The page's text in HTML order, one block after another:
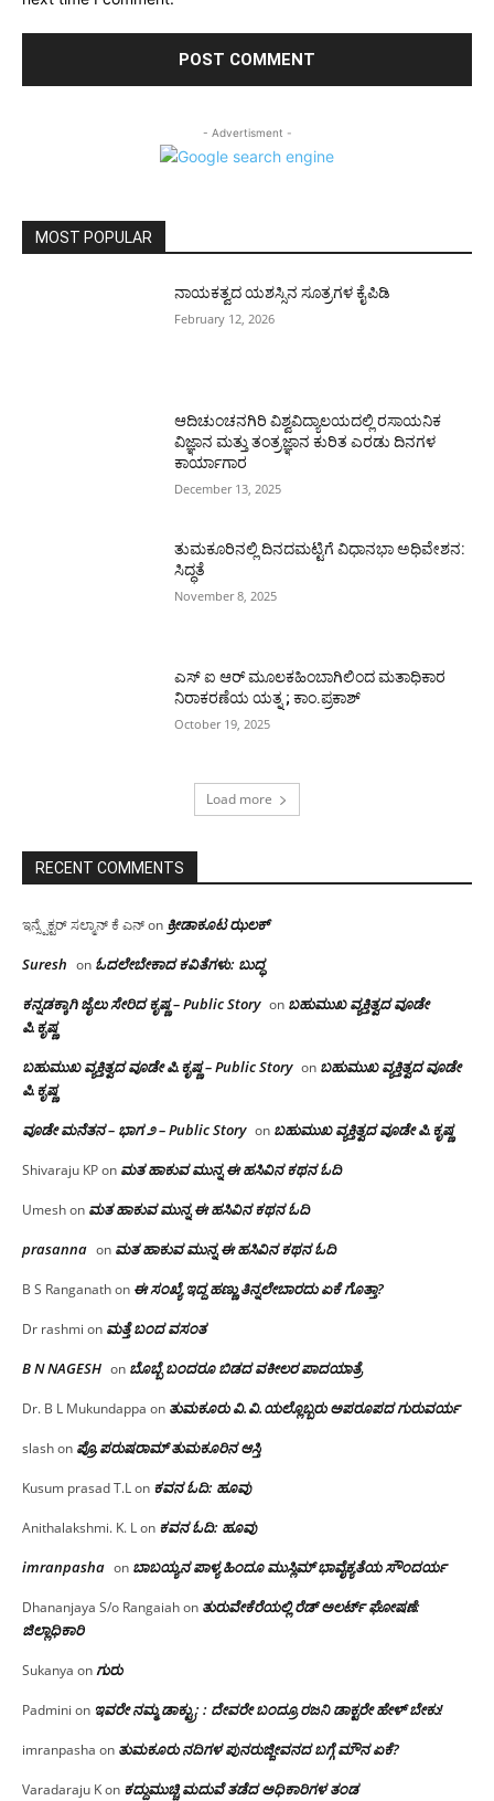
- Advertisment -
MOST POPULAR
ನಾಯಕತ್ವದ ಯಶಸ್ಸಿನ ಸೂತ್ರಗಳ ಕೈಪಿಡಿ
February 12, 2026
ಆದಿಚುಂಚನಗಿರಿ ವಿಶ್ವವಿದ್ಯಾಲಯದಲ್ಲಿ ರಸಾಯನಿಕ
ವಿಜ್ಞಾನ ಮತ್ತು ತಂತ್ರಜ್ಞಾನ ಕುರಿತ ಎರಡು ದಿನಗಳ
ಕಾರ್ಯಾಗಾರ
December 13, 2025
ತುಮಕೂರಿನಲ್ಲಿ ದಿನದಮಟ್ಟಿಗೆ ವಿಧಾನಭಾ ಅಧಿವೇಶನ:
ಸಿದ್ಧತೆ
November 8, 2025
ಎಸ್ ಐ ಆರ್ ಮೂಲಕಹಿಂಬಾಗಿಲಿಂದ ಮತಾಧಿಕಾರ
ನಿರಾಕರಣೆಯ ಯತ್ನ ; ಕಾಂ.ಪ್ರಕಾಶ್
October 19, 2025
Load more
RECENT COMMENTS
ಇನ್ಸ್ಪೆಕ್ಟರ್ ಸಲ್ಮಾನ್ ಕೆ ಎನ್on ಕ್ರೀಡಾಕೂಟ ಝಲಕ್
Suresh on ಓದಲೇಬೇಕಾದ‌ ಕವಿತೆಗಳು: ಬುದ್ಧ
ಕನ್ನಡಕ್ಕಾಗಿ ಜೈಲು ಸೇರಿದ ಕೃಷ್ಣ – Public Story on ಬಹುಮುಖ ವ್ಯಕ್ತಿತ್ವದ ವೂಡೇ
ಪಿ.ಕೃಷ್ಣ
ಬಹುಮುಖ ವ್ಯಕ್ತಿತ್ವದ ವೂಡೇ ಪಿ.ಕೃಷ್ಣ – Public Story on ಬಹುಮುಖ ವ್ಯಕ್ತಿತ್ವದ ವೂಡೇ
ಪಿ.ಕೃಷ್ಣ
ವೂಡೇ ಮನೆತನ – ಭಾಗ ೨ – Public Story on ಬಹುಮುಖ ವ್ಯಕ್ತಿತ್ವದ ವೂಡೇ ಪಿ.ಕೃಷ್ಣ
Shivaraju KPon ಮತ ಹಾಕುವ ಮುನ್ನ ಈ ಹಸಿವಿನ ಕಥನ ಓದಿ
Umeshon ಮತ ಹಾಕುವ ಮುನ್ನ ಈ ಹಸಿವಿನ ಕಥನ ಓದಿ
prasanna on ಮತ ಹಾಕುವ ಮುನ್ನ ಈ ಹಸಿವಿನ ಕಥನ ಓದಿ
B S Ranganathon ಈ ಸಂಖ್ಯೆ ಇದ್ದ ಹಣ್ಣು ತಿನ್ನಲೇಬಾರದು ಏಕೆ ಗೊತ್ತಾ?
Dr rashmi on ಮತ್ತೆ ಬಂದ ವಸಂತ
B N NAGESH on ಬೊಬ್ಬೆ ಬಂದರೂ ಬಿಡದ ವಕೀಲರ ಪಾದಯಾತ್ರೆ
Dr. B L Mukundappa on ತುಮಕೂರು‌ ವಿ.ವಿ.ಯಲ್ಲೊಬ್ಬರು ಅಪರೂಪದ ಗುರುವರ್ಯ
slashon ಪ್ರೊ.ಪರುಷರಾಮ್ ತುಮಕೂರಿನ ಆಸ್ತಿ
Kusum prasad T.Lon ಕವನ ಓದಿ: ಹೂವು
Anithalakshmi. K. Lon ಕವನ ಓದಿ: ಹೂವು
imranpasha on ಬಾಬಯ್ಯನ ಪಾಳ್ಯ ಹಿಂದೂ ಮುಸ್ಲಿಮ್ ಭಾವೈಕ್ಯತೆಯ ಸೌಂದರ್ಯ
Dhananjaya S/o Rangaiahon ತುರುವೇಕೆರೆಯಲ್ಲಿ ರೆಡ್ ಅಲರ್ಟ್ ಘೋಷಣೆ:
ಜಿಲ್ಲಾಧಿಕಾರಿ
Sukanya onಗುರು
Padmini on ಇವರೇ ನಮ್ಮ ಡಾಕ್ಟ್ರು; : ದೇವರೇ ಬಂದ್ರೂ ರಜನಿ ಡಾಕ್ಟರೇ ಹೇಳ್ ಬೇಕು!
imranpasha on ತುಮಕೂರು ನದಿಗಳ ಪುನರುಜ್ಜೀವನದ ಬಗ್ಗೆ ಮೌನ ಏಕೆ?
Varadaraju Kon ಕದ್ದುಮುಚ್ಚಿ ಮದುವೆ ತಡೆದ ಅಧಿಕಾರಿಗಳ ತಂಡ